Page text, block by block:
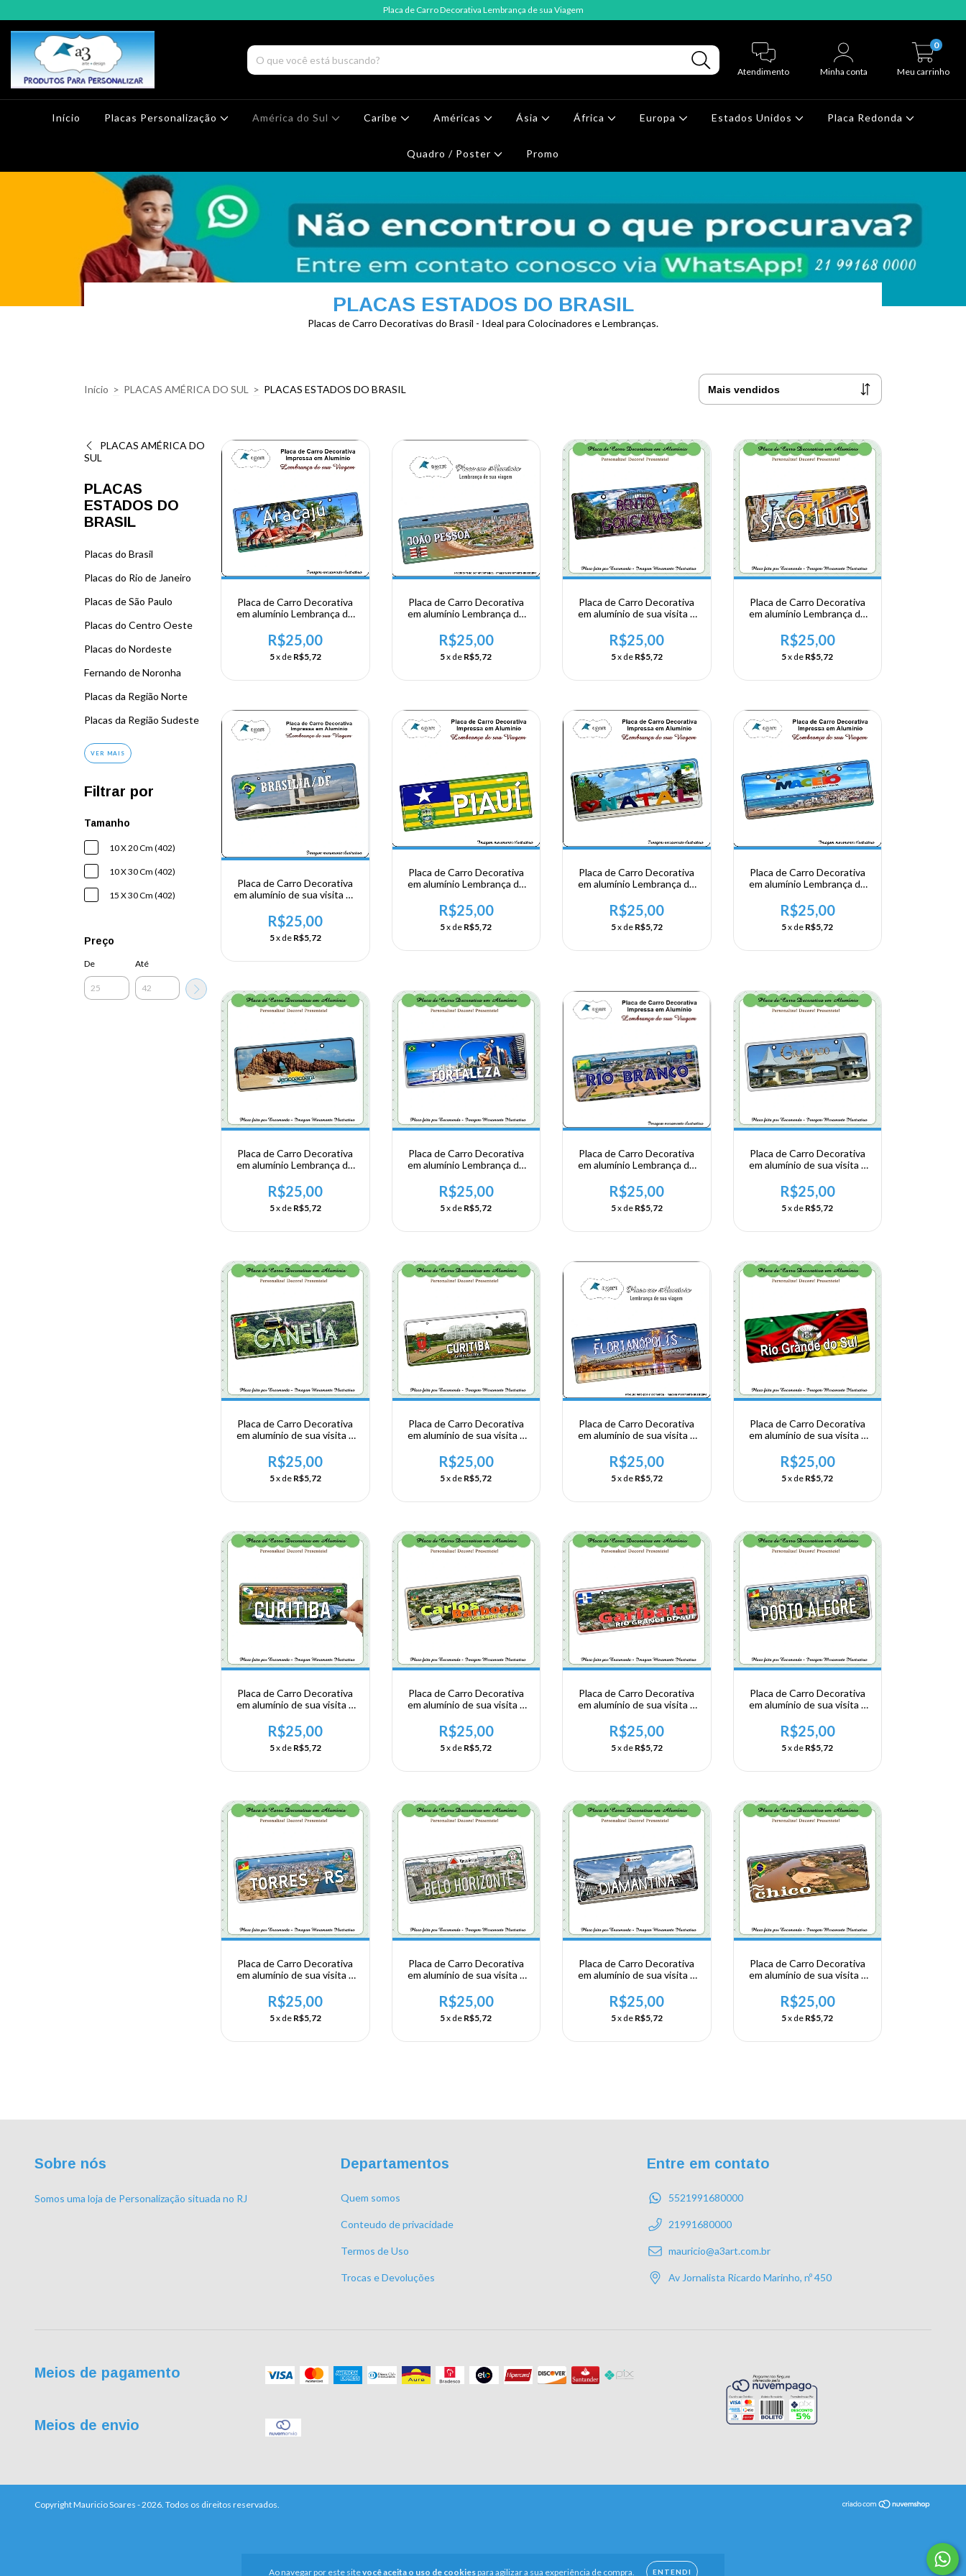
Placa de Carro Decorativa Lembrança de sua Viagem
Atendimento Minha conta Meu carrinho
0
Início Placas Personalização América do Sul Caríbe Américas Ásia África Europa Estados Unidos Placa Redonda
Quadro / Poster Promo
Ao navegar por este sitevocê aceita o uso de cookiespara agilizar a sua experiência de compra. ENTENDI
PLACAS ESTADOS DO BRASIL
Placas de Carro Decorativas do Brasil - Ideal para Colocinadores e Lembranças.
Início > PLACAS AMÉRICA DO SUL > PLACAS ESTADOS DO BRASIL
PLACAS AMÉRICA DO
SUL
PLACAS
ESTADOS DO
BRASIL
Placas do Brasil
Placas do Rio de Janeiro
Placas de São Paulo
Placas do Centro Oeste
Placas do Nordeste
Fernando de Noronha
Placas da Região Norte
Placas da Região Sudeste
VER MAIS
Filtrar por
Tamanho
10 X 20 Cm (402)
10 X 30 Cm (402)
15 X 30 Cm (402)
Preço
De Até
Placa de Carro Decorativa
em alumínio Lembrança de
Aracajú
R$25,00
5x de R$5,72
Placa de Carro Decorativa
em alumínio Lembrança de
João Pessoa
R$25,00
5x de R$5,72
Placa de Carro Decorativa
em alumínio de sua visita a
Sul - Bento Gonçalves
R$25,00
5x de R$5,72
Placa de Carro Decorativa
em alumínio Lembrança de
Maranhão - São Luis
R$25,00
5x de R$5,72
Placa de Carro Decorativa
em alumínio de sua visita ao
R$25,00
5x de R$5,72
Placa de Carro Decorativa
em alumínio Lembrança de
Piauí
R$25,00
5x de R$5,72
Placa de Carro Decorativa
em alumínio Lembrança de
Natal
R$25,00
5x de R$5,72
Placa de Carro Decorativa
em alumínio Lembrança de
Maceió
R$25,00
5x de R$5,72
Placa de Carro Decorativa
em alumínio Lembrança de
Ceara - Jericoacara
R$25,00
5x de R$5,72
Placa de Carro Decorativa
em alumínio Lembrança de
Fortaleza
R$25,00
5x de R$5,72
Placa de Carro Decorativa
em alumínio Lembrança de
- Rio Branco
R$25,00
5x de R$5,72
Placa de Carro Decorativa
em alumínio de sua visita a
Sul - Gramado
R$25,00
5x de R$5,72
Placa de Carro Decorativa
em alumínio de sua visita a
Grande do Sul
R$25,00
5x de R$5,72
Placa de Carro Decorativa
em alumínio de sua visita a
Curitiba
R$25,00
5x de R$5,72
Placa de Carro Decorativa
em alumínio de sua visita a
R$25,00
5x de R$5,72
Placa de Carro Decorativa
em alumínio de sua visita a
Sul
R$25,00
5x de R$5,72
Placa de Carro Decorativa
em alumínio de sua visita a
Curitiba
R$25,00
5x de R$5,72
Placa de Carro Decorativa
em alumínio de sua visita a
Sul - Carlos Barbosa
R$25,00
5x de R$5,72
Placa de Carro Decorativa
em alumínio de sua visita a
Sul - Guaribaldi
R$25,00
5x de R$5,72
Placa de Carro Decorativa
em alumínio de sua visita a
Sul - Porto Alegre
R$25,00
5x de R$5,72
Placa de Carro Decorativa
em alumínio de sua visita a
Sul - Torres
R$25,00
5x de R$5,72
Placa de Carro Decorativa
em alumínio de sua visita a
Gerais - Belo Horizonte
R$25,00
5x de R$5,72
Placa de Carro Decorativa
em alumínio de sua visita a
Gerais - Diamantina
R$25,00
5x de R$5,72
Placa de Carro Decorativa
em alumínio de sua visita a
Gerais - São Francisco
R$25,00
5x de R$5,72
Sobre nós
Somos uma loja de Personalização situada no RJ
Departamentos
Quem somos
Conteudo de privacidade
Termos de Uso
Trocas e Devoluções
Entre em contato
5521991680000
21991680000
mauricio@a3art.com.br
Av Jornalista Ricardo Marinho, nº 450
Meios de pagamento
Meios de envio
Copyright Mauricio Soares - 2026. Todos os direitos reservados.